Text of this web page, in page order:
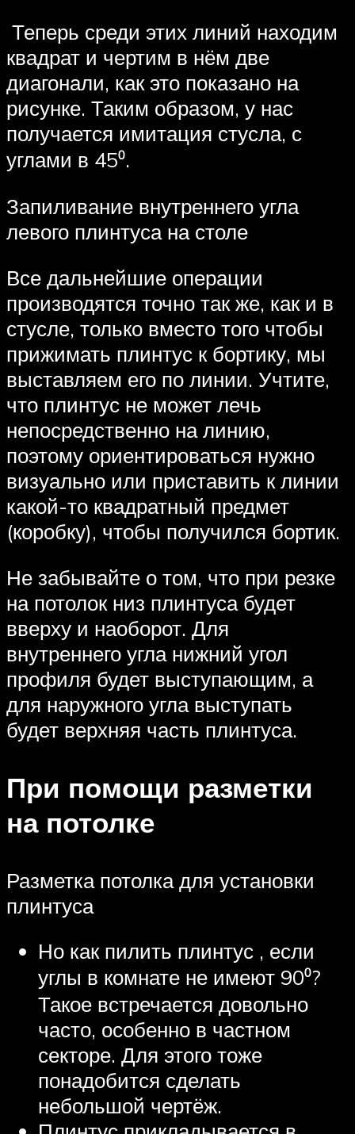
Теперь среди этих линий находим
квадрат и чертим в нём две
диагонали, как это показано на
рисунке. Таким образом, у нас
получается имитация стусла, с
углами в 45⁰.
Запиливание внутреннего угла
левого плинтуса на столе
Все дальнейшие операции
производятся точно так же, как и в
стусле, только вместо того чтобы
прижимать плинтус к бортику, мы
выставляем его по линии. Учтите,
что плинтус не может лечь
непосредственно на линию,
поэтому ориентироваться нужно
визуально или приставить к линии
какой-то квадратный предмет
(коробку), чтобы получился бортик.
Не забывайте о том, что при резке
на потолок низ плинтуса будет
вверху и наоборот. Для
внутреннего угла нижний угол
профиля будет выступающим, а
для наружного угла выступать
будет верхняя часть плинтуса.
При помощи разметки
на потолке
Разметка потолка для установки
плинтуса
Но как пилить плинтус , если
углы в комнате не имеют 90⁰?
Такое встречается довольно
часто, особенно в частном
секторе. Для этого тоже
понадобится сделать
небольшой чертёж.